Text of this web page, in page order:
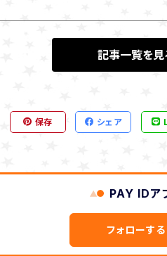
記事一覧を見
保存 シェア
PAY IDア
フォローする